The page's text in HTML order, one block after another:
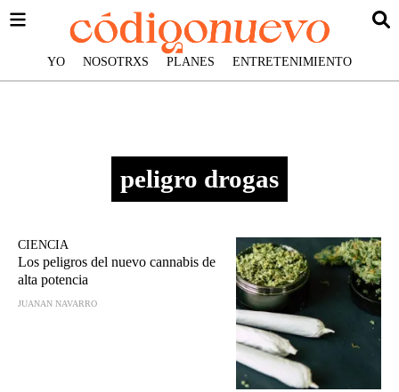
YO NOSOTRXS PLANES ENTRETENIMIENTO
peligro drogas
CIENCIA
Los peligros del nuevo cannabis de
alta potencia
JUANAN NAVARRO